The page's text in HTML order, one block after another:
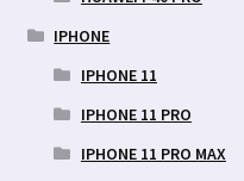
IPHONE
IPHONE 11
IPHONE 11 PRO
IPHONE 11 PRO MAX